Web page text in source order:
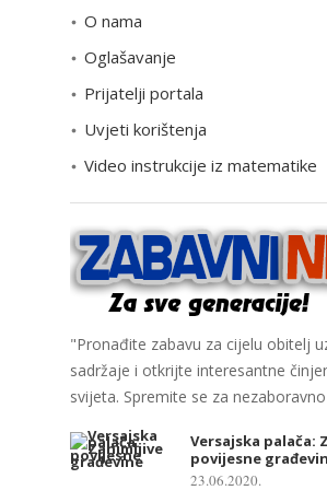
i
j
O nama
Oglašavanje
Prijatelji portala
Uvjeti korištenja
Video instrukcije iz matematike
"Pronađite zabavu za cijelu obitelj
sadržaje i otkrijte interesantne
svijeta. Spremite se za
Versajska palača:
povijesne
23.06.2020.